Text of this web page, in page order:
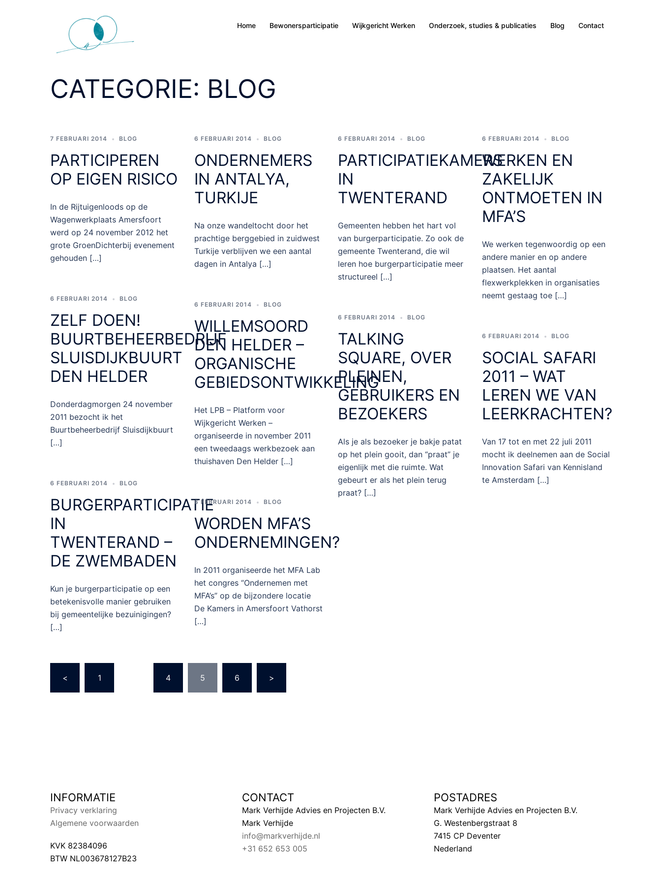
Home Bewonersparticipatie Wijkgericht Werken Onderzoek, studies & publicaties Blog Contact
CATEGORIE: BLOG
7 FEBRUARI 2014 BLOG
PARTICIPEREN
OP EIGEN RISICO
In de Rijtuigenloods op de
Wagenwerkplaats Amersfoort
werd op 24 november 2012 het
grote GroenDichterbij evenement
gehouden […]
6 FEBRUARI 2014 BLOG
ONDERNEMERS
IN ANTALYA,
TURKIJE
Na onze wandeltocht door het
prachtige berggebied in zuidwest
Turkije verblijven we een aantal
dagen in Antalya […]
6 FEBRUARI 2014 BLOG
PARTICIPATIEKAMERS
IN
TWENTERAND
Gemeenten hebben het hart vol
van burgerparticipatie. Zo ook de
gemeente Twenterand, die wil
leren hoe burgerparticipatie meer
structureel […]
6 FEBRUARI 2014 BLOG
WERKEN EN
ZAKELIJK
ONTMOETEN IN
MFA’S
We werken tegenwoordig op een
andere manier en op andere
plaatsen. Het aantal
flexwerkplekken in organisaties
neemt gestaag toe […]
6 FEBRUARI 2014 BLOG
ZELF DOEN!
BUURTBEHEERBEDRIJF
SLUISDIJKBUURT
DEN HELDER
Donderdagmorgen 24 november
2011 bezocht ik het
Buurtbeheerbedrijf Sluisdijkbuurt
[…]
6 FEBRUARI 2014 BLOG
WILLEMSOORD
DEN HELDER –
ORGANISCHE
GEBIEDSONTWIKKELING
Het LPB – Platform voor
Wijkgericht Werken –
organiseerde in november 2011
een tweedaags werkbezoek aan
thuishaven Den Helder […]
6 FEBRUARI 2014 BLOG
TALKING
SQUARE, OVER
PLEINEN,
GEBRUIKERS EN
BEZOEKERS
Als je als bezoeker je bakje patat
op het plein gooit, dan “praat” je
eigenlijk met die ruimte. Wat
gebeurt er als het plein terug
praat? […]
6 FEBRUARI 2014 BLOG
SOCIAL SAFARI
2011 – WAT
LEREN WE VAN
LEERKRACHTEN?
Van 17 tot en met 22 juli 2011
mocht ik deelnemen aan de Social
Innovation Safari van Kennisland
te Amsterdam […]
6 FEBRUARI 2014 BLOG
BURGERPARTICIPATIE
IN
TWENTERAND –
DE ZWEMBADEN
Kun je burgerparticipatie op een
betekenisvolle manier gebruiken
bij gemeentelijke bezuinigingen?
[…]
6 FEBRUARI 2014 BLOG
WORDEN MFA’S
ONDERNEMINGEN?
In 2011 organiseerde het MFA Lab
het congres “Ondernemen met
MFA’s” op de bijzondere locatie
De Kamers in Amersfoort Vathorst
[…]
BERICHTEN
PAGINERING
< 1 4 5 6 >
INFORMATIE
Privacy verklaring
Algemene voorwaarden
KVK 82384096
BTW NL003678127B23
CONTACT
Mark Verhijde Advies en Projecten B.V.
Mark Verhijde
info@markverhijde.nl
+31 652 653 005
POSTADRES
Mark Verhijde Advies en Projecten B.V.
G. Westenbergstraat 8
7415 CP Deventer
Nederland